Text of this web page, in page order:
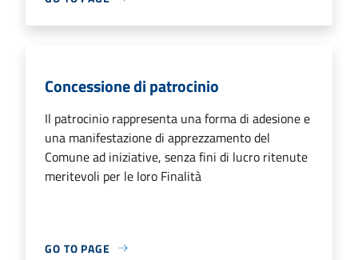
Concessione di patrocinio
Il patrocinio rappresenta una forma di adesione e
una manifestazione di apprezzamento del
Comune ad iniziative, senza fini di lucro ritenute
meritevoli per le loro Finalità
GO TO PAGE